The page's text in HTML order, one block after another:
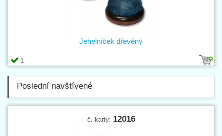
1
Jehelníček dřevěný
Poslední navštívené
č. karty: 12016